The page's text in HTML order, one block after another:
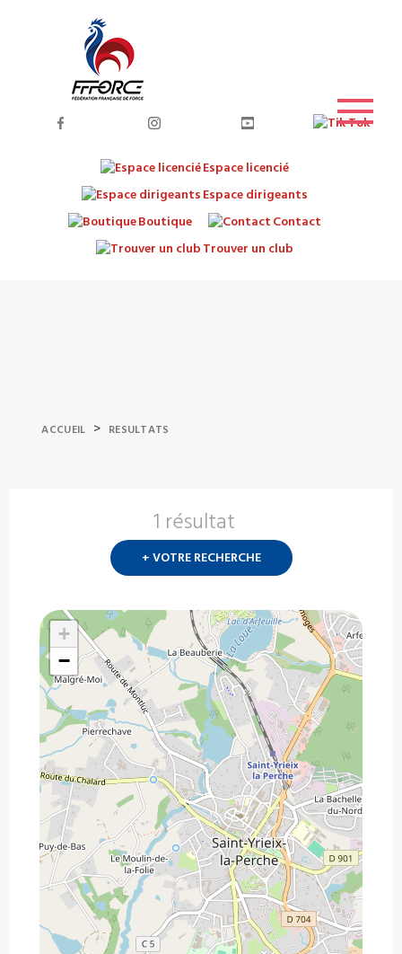
Espace licencié
Espace dirigeants
Boutique
Contact
Trouver un club
ACCUEIL > RESULTATS
1 résultat
+ VOTRE RECHERCHE
+
−